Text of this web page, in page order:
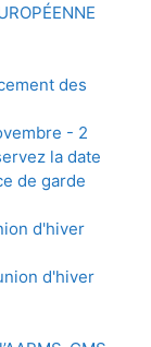
des
- 2
la date
de garde
d'hiver
d'hiver